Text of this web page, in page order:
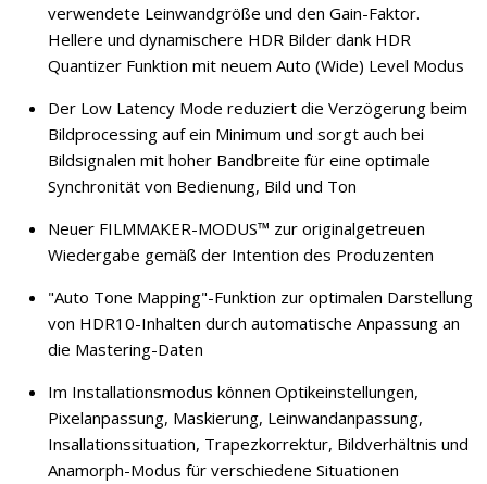
verwendete Leinwandgröße und den Gain-Faktor.
Hellere und dynamischere HDR Bilder dank HDR
Quantizer Funktion mit neuem Auto (Wide) Level Modus
Der Low Latency Mode reduziert die Verzögerung beim
Bildprocessing auf ein Minimum und sorgt auch bei
Bildsignalen mit hoher Bandbreite für eine optimale
Synchronität von Bedienung, Bild und Ton
Neuer FILMMAKER-MODUS™ zur originalgetreuen
Wiedergabe gemäß der Intention des Produzenten
"Auto Tone Mapping"-Funktion zur optimalen Darstellung
von HDR10-Inhalten durch automatische Anpassung an
die Mastering-Daten
Im Installationsmodus können Optikeinstellungen,
Pixelanpassung, Maskierung, Leinwandanpassung,
Insallationssituation, Trapezkorrektur, Bildverhältnis und
Anamorph-Modus für verschiedene Situationen